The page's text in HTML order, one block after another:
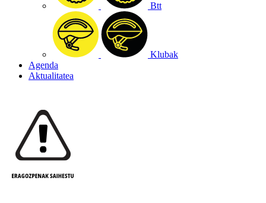
Btt
Klubak
Agenda
Aktualitatea